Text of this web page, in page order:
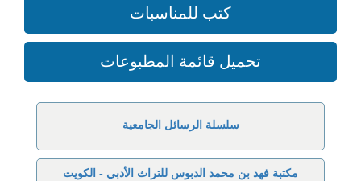
كتب للمناسبات
تحميل قائمة المطبوعات
سلسلة الرسائل الجامعية
مكتبة فهد بن محمد الدبوس للتراث الأدبي - الكويت